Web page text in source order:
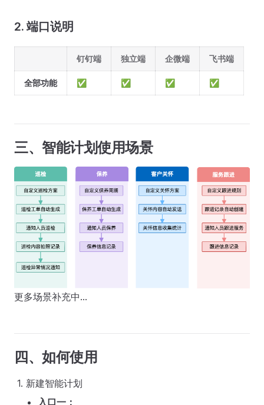
2. 端口说明
钉钉端 独立端 企微端 飞书端
全部功能 ✅ ✅ ✅ ✅
三、智能计划使用场景
更多场景补充中…
四、如何使用
新建智能计划
入口一：